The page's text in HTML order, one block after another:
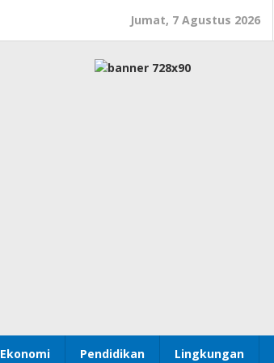
Jumat, 7 Agustus 2026
Ekonomi Pendidikan Lingkungan